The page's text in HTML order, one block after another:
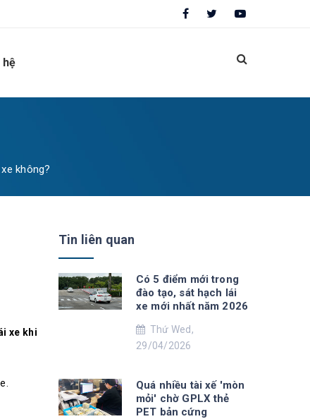
hệ
không?
xe khi
Tin liên quan
Có 5 điểm mới trong
đào tạo, sát hạch lái
xe mới nhất năm 2026
Thứ Wed,
29/04/2026
Quá nhiều tài xế 'mòn
mỏi' chờ GPLX thẻ
PET bản cứng